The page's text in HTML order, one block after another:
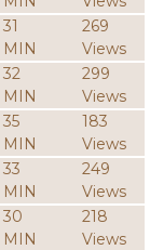
31
MIN
269
Views
32
MIN
299
Views
35
MIN
183
Views
33
MIN
249
Views
30
MIN
218
Views